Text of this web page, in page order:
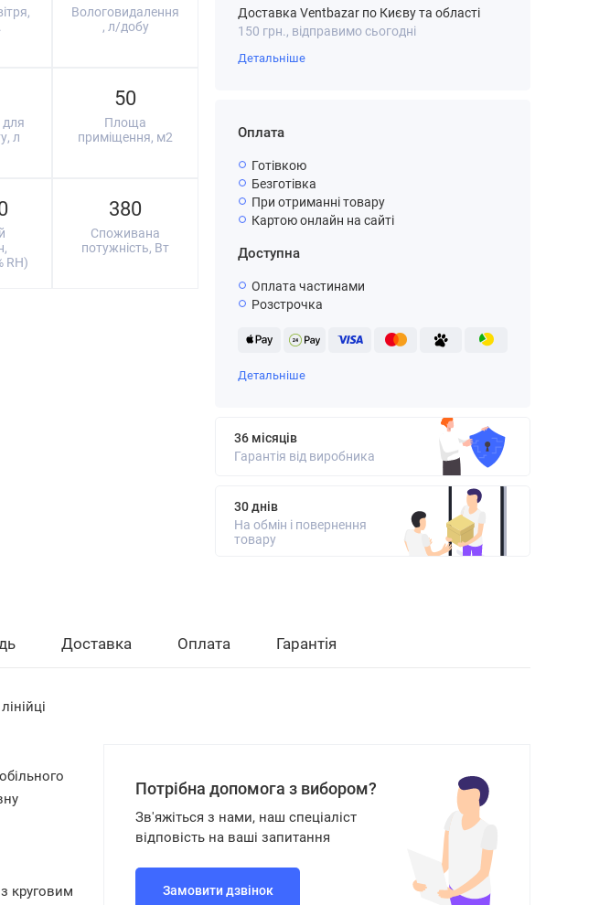
Вологовидалення
, л/добу
л
50
Площа
приміщення, м2
RH)
380
Споживана
потужність, Вт
Доставка Ventbazar по Києву та області
150 грн., відправимо сьогодні
Детальніше
Оплата
Готівкою
Безготівка
При отриманні товару
Картою онлайн на сайті
Доступна
Оплата частинами
Розстрочка
Детальніше
36 місяців
Гарантія від виробника
30 днів
На обмін і повернення
товару
Доставка Оплата Гарантія
круговим
Потрібна допомога з вибором?
Зв'яжіться з нами, наш спеціаліст
відповість на ваші запитання
Замовити дзвінок